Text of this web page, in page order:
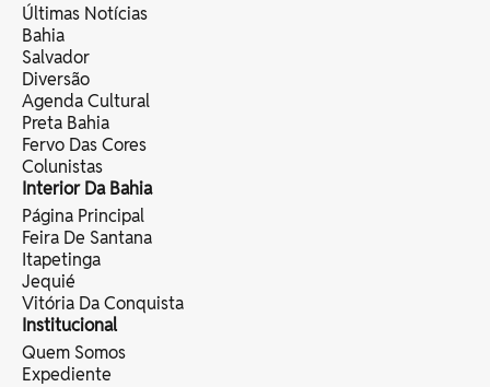
Últimas Notícias
Bahia
Salvador
Diversão
Agenda Cultural
Preta Bahia
Fervo Das Cores
Colunistas
Interior Da Bahia
Página Principal
Feira De Santana
Itapetinga
Jequié
Vitória Da Conquista
Institucional
Quem Somos
Expediente